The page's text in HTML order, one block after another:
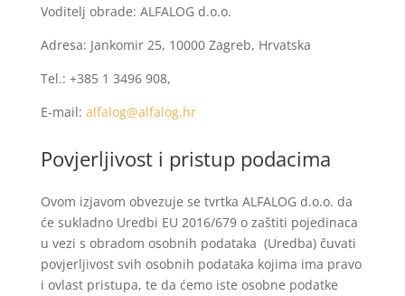
Voditelj obrade: ALFALOG d.o.o.
Adresa: Jankomir 25, 10000 Zagreb, Hrvatska
Tel.: +385 1 3496 908,
E-mail: alfalog@alfalog.hr
Povjerljivost i pristup podacima
Ovom izjavom obvezuje se tvrtka ALFALOG d.o.o. da
će sukladno Uredbi EU 2016/679 o zaštiti pojedinaca
u vezi s obradom osobnih podataka (Uredba) čuvati
povjerljivost svih osobnih podataka kojima ima pravo
i ovlast pristupa, te da ćemo iste osobne podatke